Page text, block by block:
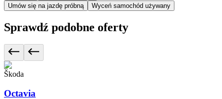
Umów się na jazdę próbną
Wyceń samochód używany
Sprawdź podobne oferty
Škoda
Octavia